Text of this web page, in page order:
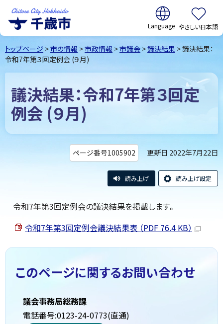
千歳市Chitose
City Hokkaido
翻訳:
やさしい日本語
トップページ >市の情報 >市政情報 >市議会 >議決結果 > 議決結果：
令和7年第３回定例会 (９月)
議決結果：令和7年第３回定
例会 (９月)
ページ番号1005902 更新日 2022年7月22日
読み上げ 読み上げ設定
令和7年第3回定例会の議決結果を掲載します。
令和7年第3回定例会議決結果表 （PDF 76.4 KB）
このページに関するお問い合わせ
議会事務局総務課
電話番号:0123-24-0773(直通)